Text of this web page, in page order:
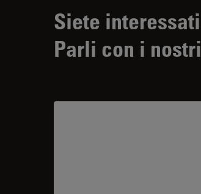
Siete
Parli con i